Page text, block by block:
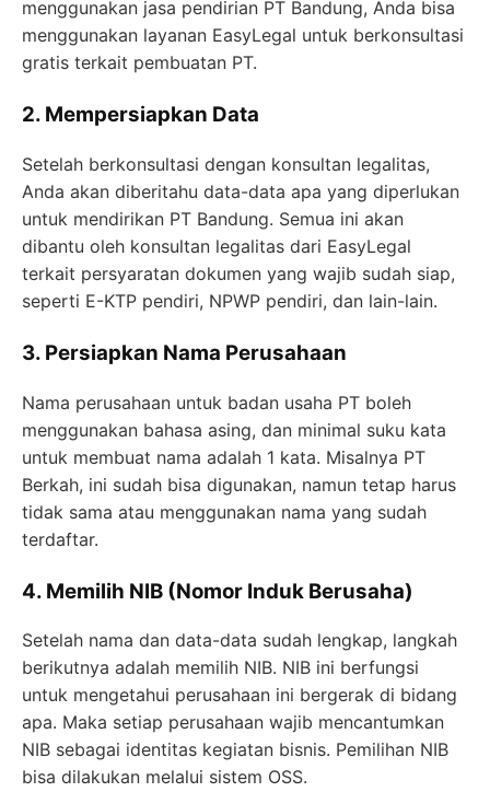
menggunakan jasa pendirian PT Bandung, Anda bisa
menggunakan layanan EasyLegal untuk berkonsultasi
gratis terkait pembuatan PT.
2. Mempersiapkan Data
Setelah berkonsultasi dengan konsultan legalitas,
Anda akan diberitahu data-data apa yang diperlukan
untuk mendirikan PT Bandung. Semua ini akan
dibantu oleh konsultan legalitas dari EasyLegal
terkait persyaratan dokumen yang wajib sudah siap,
seperti E-KTP pendiri, NPWP pendiri, dan lain-lain.
3. Persiapkan Nama Perusahaan
Nama perusahaan untuk badan usaha PT boleh
menggunakan bahasa asing, dan minimal suku kata
untuk membuat nama adalah 1 kata. Misalnya PT
Berkah, ini sudah bisa digunakan, namun tetap harus
tidak sama atau menggunakan nama yang sudah
terdaftar.
4. Memilih NIB (Nomor Induk Berusaha)
Setelah nama dan data-data sudah lengkap, langkah
berikutnya adalah memilih NIB. NIB ini berfungsi
untuk mengetahui perusahaan ini bergerak di bidang
apa. Maka setiap perusahaan wajib mencantumkan
NIB sebagai identitas kegiatan bisnis. Pemilihan NIB
bisa dilakukan melalui sistem OSS.